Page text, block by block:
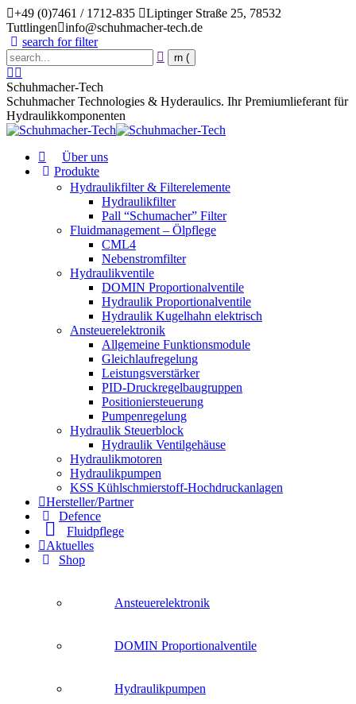
Skip
to
content
+49 (0)7461 / 1712-835
Liptinger Straße 25, 78532
Tuttlingen
info@schuhmacher-tech.de
search for filter
Search:
en
page
opens
in
new
page
opens
in
new
Schuhmacher-Tech
Schuhmacher Technologies & Hyderaulics. Ihr Premiumlieferant für
Hydraulikkomponenten
Über uns
Produkte
Hydraulikfilter & Filterelemente
Hydraulikfilter
Pall “Schumacher” Filter
Fluidmanagement – Ölpflege
CML4
Nebenstromfilter
Hydraulikventile
DOMIN Proportionalventile
Hydraulik Proportionalventile
Hydraulik Kugelhahn elektrisch
Ansteuerelektronik
Allgemeine Funktionsmodule
Gleichlaufregelung
Leistungsverstärker
PID-Druckregelbaugruppen
Positioniersteuerung
Pumpenregelung
Hydraulik Steuerblock
Hydraulik Ventilgehäuse
Hydraulikmotoren
Hydraulikpumpen
KSS Kühlschmierstoff-Hochdruckanlagen
Hersteller/Partner
Defence
Fluidpflege
Aktuelles
Shop
Ansteuerelektronik
DOMIN Proportionalventile
Hydraulikpumpen